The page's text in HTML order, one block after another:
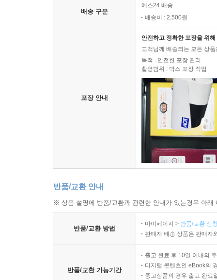
배송 구분
예스24 배송
배송비 : 2,500원
포장 안내
안전하고 정확한 포장을 위
고객님께 배송되는 모든 상
목적 : 안전한 포장 관리
촬영범위 : 박스 포장 작업
반품/교환 안내
※ 상품 설명에 반품/교환과 관련한 안내가 있는경우 아
반품/교환 방법
마이페이지 > 반품/교환 신
판매자 배송 상품은 판매자
반품/교환 가능기간
출고 완료 후 10일 이내의
디지털 콘텐츠인 eBook의
중고상품의 경우 출고 완료